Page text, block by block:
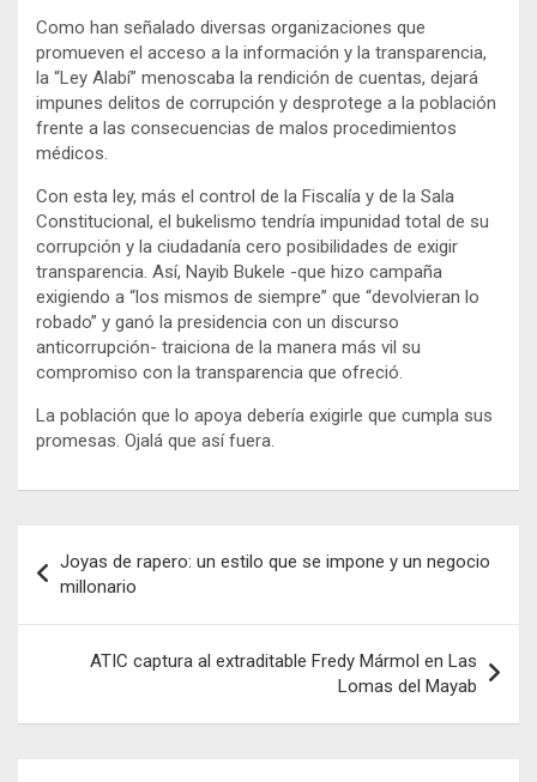
Como han señalado diversas organizaciones que
promueven el acceso a la información y la transparencia,
la “Ley Alabí” menoscaba la rendición de cuentas, dejará
impunes delitos de corrupción y desprotege a la población
frente a las consecuencias de malos procedimientos
médicos.
Con esta ley, más el control de la Fiscalía y de la Sala
Constitucional, el bukelismo tendría impunidad total de su
corrupción y la ciudadanía cero posibilidades de exigir
transparencia. Así, Nayib Bukele -que hizo campaña
exigiendo a “los mismos de siempre” que “devolvieran lo
robado” y ganó la presidencia con un discurso
anticorrupción- traiciona de la manera más vil su
compromiso con la transparencia que ofreció.
La población que lo apoya debería exigirle que cumpla sus
promesas. Ojalá que así fuera.
de
entradas
Joyas de rapero: un estilo que se impone y un negocio
millonario
ATIC captura al extraditable Fredy Mármol en Las
Lomas del Mayab